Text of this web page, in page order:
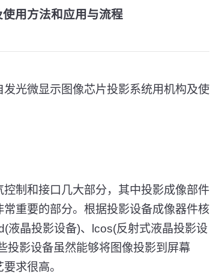
用方法和应用与流程
光微显示图像芯片投影系统用机构及使
制和接口几大部分，其中投影成像部件
重要的部分。根据投影设备成像器件核
液晶投影设备)、lcos(反射式液晶投影设
投影设备虽然能够将图像投影到屏幕
求很高。